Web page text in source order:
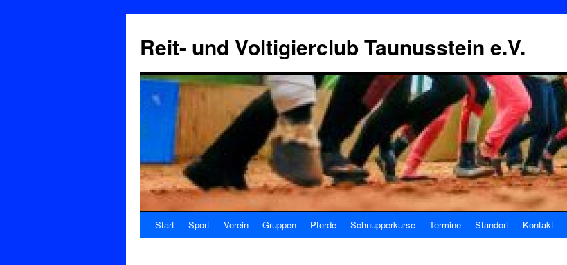
Reit- und Voltigierclub Taunusstein e.V.
Start Sport Verein Gruppen Pferde Schnupperkurse Termine Standort Kontakt